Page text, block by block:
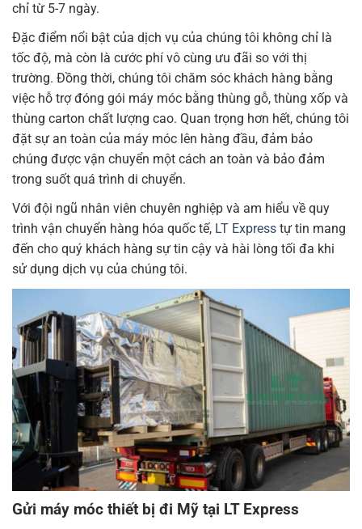
chỉ từ 5-7 ngày.
Đặc điểm nổi bật của dịch vụ của chúng tôi không chỉ là
tốc độ, mà còn là cước phí vô cùng ưu đãi so với thị
trường. Đồng thời, chúng tôi chăm sóc khách hàng bằng
việc hỗ trợ đóng gói máy móc bằng thùng gỗ, thùng xốp và
thùng carton chất lượng cao. Quan trọng hơn hết, chúng tôi
đặt sự an toàn của máy móc lên hàng đầu, đảm bảo
chúng được vận chuyển một cách an toàn và bảo đảm
trong suốt quá trình di chuyển.
Với đội ngũ nhân viên chuyên nghiệp và am hiểu về quy
trình vận chuyển hàng hóa quốc tế, LT Express tự tin mang
đến cho quý khách hàng sự tin cậy và hài lòng tối đa khi
sử dụng dịch vụ của chúng tôi.
Gửi máy móc thiết bị đi Mỹ tại LT Express